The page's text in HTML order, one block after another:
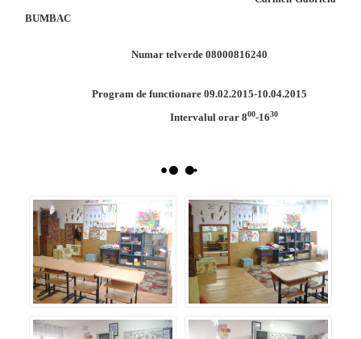
BUMBAC
Numar telverde 08000816240
Program de functionare 09.02.2015-10.04.2015
Intervalul orar 800-1630